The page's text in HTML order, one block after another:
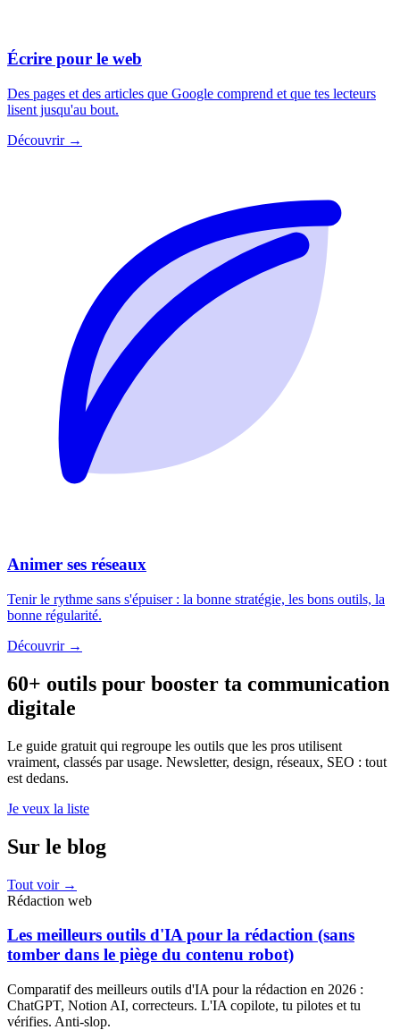
Écrire pour le web
Des pages et des articles que Google comprend et que tes lecteurs
lisent jusqu'au bout.
Découvrir →
Animer ses réseaux
Tenir le rythme sans s'épuiser : la bonne stratégie, les bons outils, la
bonne régularité.
Découvrir →
60+ outils pour booster ta communication
digitale
Le guide gratuit qui regroupe les outils que les pros utilisent
vraiment, classés par usage. Newsletter, design, réseaux, SEO : tout
est dedans.
Je veux la liste
Sur le blog
Tout voir →
Rédaction web
Les meilleurs outils d'IA pour la rédaction (sans
tomber dans le piège du contenu robot)
Comparatif des meilleurs outils d'IA pour la rédaction en 2026 :
ChatGPT, Notion AI, correcteurs. L'IA copilote, tu pilotes et tu
vérifies. Anti-slop.